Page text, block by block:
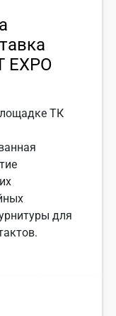
EXPO
ТК
для